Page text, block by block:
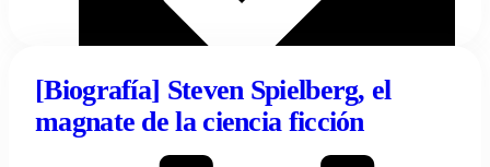
29/08/2023
Tentulogo
[Biografía] Steven Spielberg, el
magnate de la ciencia ficción